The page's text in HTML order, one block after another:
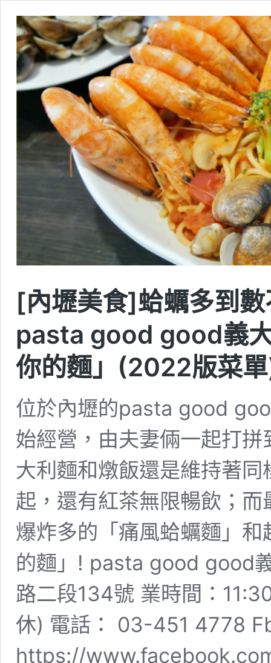
[內壢美食]蛤蠣多到
pasta good good義
你的麵」(2022版菜
位於內壢的pasta good
始經營，由夫妻倆一起打
大利麵和燉飯還是維持著
起，還有紅茶無限暢飲；
爆炸多的「痛風蛤蠣麵」
的麵」! pasta good good
路二段134號 業時間：
休) 電話： 03-451 4778
https://